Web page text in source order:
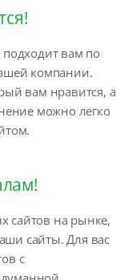
вам по
компании.
вам нравится, а
можно легко
сайтов на рынке,
сайты. Для вас
с